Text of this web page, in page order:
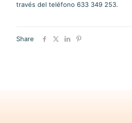
través del teléfono 633 349 253.
Share